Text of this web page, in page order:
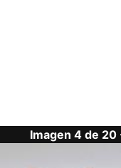
Imagen 4 de 20